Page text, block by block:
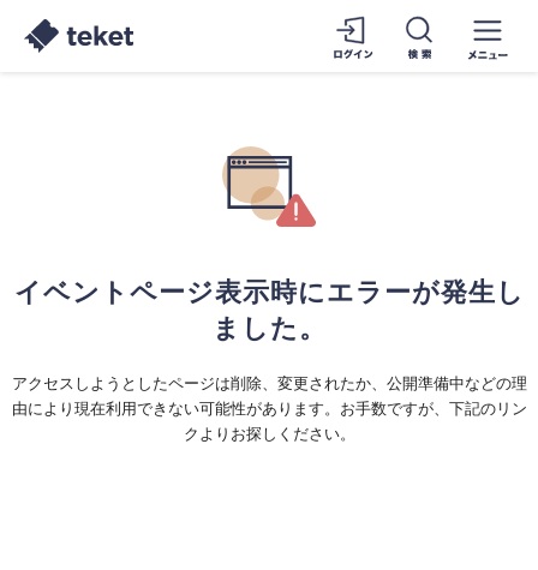
イベントページ表示時にエラーが発生し
ました。
アクセスしようとしたページは削除、変更されたか、公開準備中などの理
由により現在利用できない可能性があります。お手数ですが、下記のリン
クよりお探しください。